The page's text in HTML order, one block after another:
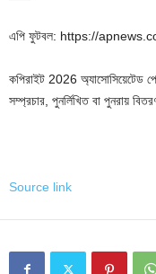
এপি ফুটবল: https://
কপিরাইট 2026 অ্যাসোসিয়েটেড
সম্প্রচার, পুনর্লিখিত বা পুনরায়
Source link